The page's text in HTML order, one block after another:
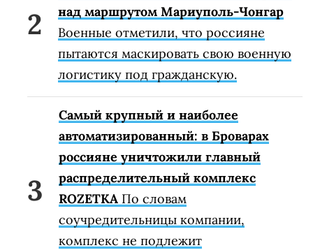
над маршрутом Мариуполь-Чонгар
Военные отметили, что россияне
пытаются маскировать свою военную
логистику под гражданскую.
Самый крупный и наиболее
автоматизированный: в Броварах
россияне уничтожили главный
распределительный комплекс
ROZETKA По словам
соучредительницы компании,
комплекс не подлежит